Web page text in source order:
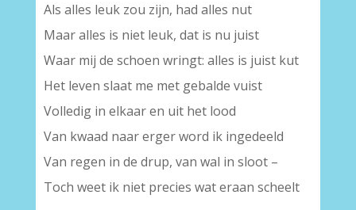
Als alles leuk zou zijn, had alles nut
Maar alles is niet leuk, dat is nu juist
Waar mij de schoen wringt: alles is juist kut
Het leven slaat me met gebalde vuist
Volledig in elkaar en uit het lood
Van kwaad naar erger word ik ingedeeld
Van regen in de drup, van wal in sloot –
Toch weet ik niet precies wat eraan scheelt